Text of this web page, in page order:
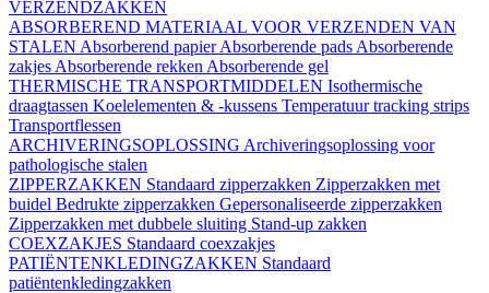
VERZENDZAKKEN
ABSORBEREND MATERIAAL VOOR VERZENDEN VAN
STALEN Absorberend papierAbsorberende pads Absorberende
zakjes Absorberende rekken Absorberende gel
THERMISCHE TRANSPORTMIDDELEN Isothermische
draagtassen Koelelementen & -kussens Temperatuur tracking strips
Transportflessen
ARCHIVERINGSOPLOSSING Archiveringsoplossing voor
pathologische stalen
ZIPPERZAKKEN Standaard zipperzakken Zipperzakken met
buidel Bedrukte zipperzakken Gepersonaliseerde zipperzakken
Zipperzakken met dubbele sluiting Stand-up zakken
COEXZAKJES Standaard coexzakjes
PATIËNTENKLEDINGZAKKEN Standaard
patiëntenkledingzakken